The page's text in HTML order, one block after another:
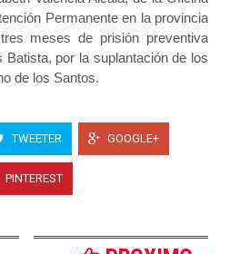
Permanente en la provincia
meses de prisión preventiva
por la suplantación de los
de los Santos.
TWEETER GOOGLE+
PINTEREST